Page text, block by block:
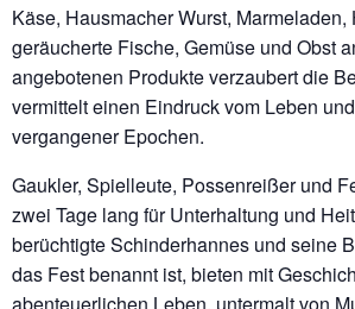
Käse, Hausmacher Wurst, Marmeladen,
geräucherte Fische, Gemüse und Obst
angebotenen Produkte verzaubert die
vermittelt einen Eindruck vom Leben
vergangener Epochen.
Gaukler, Spielleute, Possenreißer und
zwei Tage lang für Unterhaltung und
berüchtigte Schinderhannes und seine
das Fest benannt ist, bieten mit